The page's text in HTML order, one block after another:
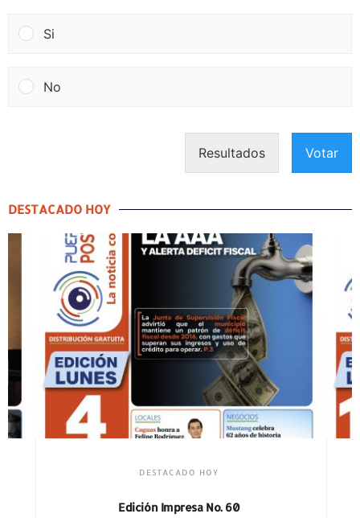
Si
No
Resultados Votar
DESTACADO HOY
DESTACADO HOY
Edición Impresa No. 59